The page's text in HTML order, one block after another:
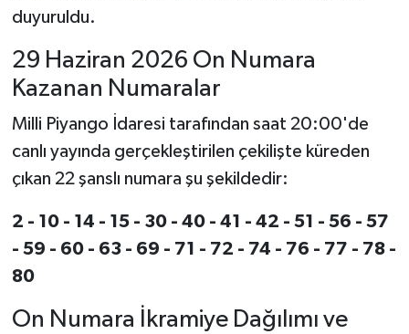
duyuruldu.
29 Haziran 2026 On Numara
Kazanan Numaralar
Milli Piyango İdaresi tarafından saat 20:00'de
canlı yayında gerçekleştirilen çekilişte küreden
çıkan 22 şanslı numara şu şekildedir:
2 - 10 - 14 - 15 - 30 - 40 - 41 - 42 - 51 - 56 - 57
- 59 - 60 - 63 - 69 - 71 - 72 - 74 - 76 - 77 - 78 -
80
On Numara İkramiye Dağılımı ve